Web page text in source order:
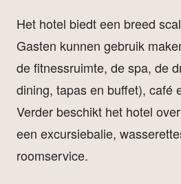
Het hotel biedt een breed
Gasten kunnen gebruik
de fitnessruimte, de spa, de
dining, tapas en buffet), café
Verder beschikt het hotel
een excursiebalie,
roomservice.